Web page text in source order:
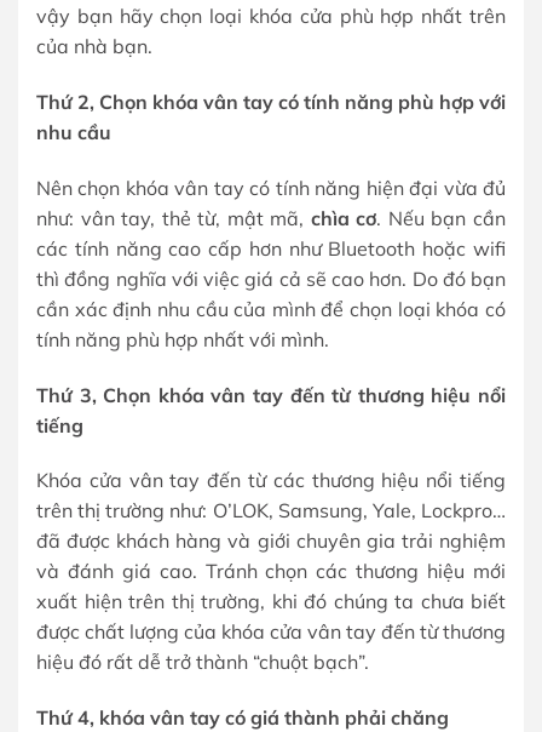
vậy bạn hãy chọn loại khóa cửa phù hợp nhất trên
của nhà bạn.
Thứ 2, Chọn khóa vân tay có tính năng phù hợp với
nhu cầu
Nên chọn khóa vân tay có tính năng hiện đại vừa đủ
như: vân tay, thẻ từ, mật mã, chìa cơ. Nếu bạn cần
các tính năng cao cấp hơn như Bluetooth hoặc wifi
thì đồng nghĩa với việc giá cả sẽ cao hơn. Do đó bạn
cần xác định nhu cầu của mình để chọn loại khóa có
tính năng phù hợp nhất với mình.
Thứ 3, Chọn khóa vân tay đến từ thương hiệu nổi
tiếng
Khóa cửa vân tay đến từ các thương hiệu nổi tiếng
trên thị trường như: O’LOK, Samsung, Yale, Lockpro…
đã được khách hàng và giới chuyên gia trải nghiệm
và đánh giá cao. Tránh chọn các thương hiệu mới
xuất hiện trên thị trường, khi đó chúng ta chưa biết
được chất lượng của khóa cửa vân tay đến từ thương
hiệu đó rất dễ trở thành “chuột bạch”.
Thứ 4, khóa vân tay có giá thành phải chăng